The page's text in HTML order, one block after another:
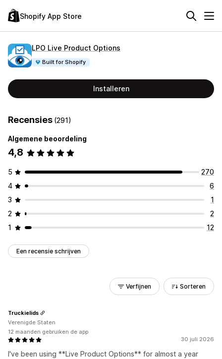
Shopify App Store
LPO Live Product Options
Built for Shopify
Installeren
Recensies (291)
Algemene beoordeling
4,8
5
270
4
6
3
1
2
2
1
12
Een recensie schrijven
Verfijnen Sorteren
30 juli 2026
I've been using **Live Product Options** for almost a year
Truckielids
Verenigde Staten
12 maanden gebruiken de app